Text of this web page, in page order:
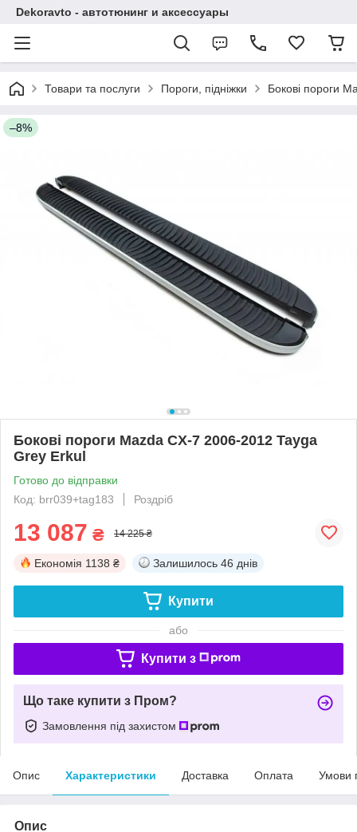
Dekoravto - автотюнинг и аксессуары
Товари та послуги Пороги, підніжки Бокові пороги
–8%
Бокові пороги Mazda CX-7 2006-2012 Tayga
Grey Erkul
Готово до відправки
Код: brr039+tag183
Роздріб
13 087 ₴ 14 225 ₴
Економія 1138 ₴ Залишилось 46 днів
Купити
або
Купити з
Що таке купити з Пром?
Замовлення під захистом
Опис Характеристики Доставка Оплата Умови
Опис